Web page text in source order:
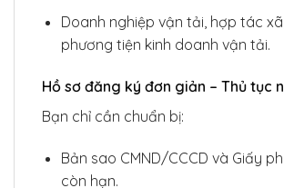
Doanh nghiệp vận tải, hợp tác
phương tiện kinh doanh vận tải.
Hồ sơ đăng ký đơn giản – Thủ tục
Bạn chỉ cần chuẩn bị:
Bản sao CMND/CCCD và Giấy
còn hạn.